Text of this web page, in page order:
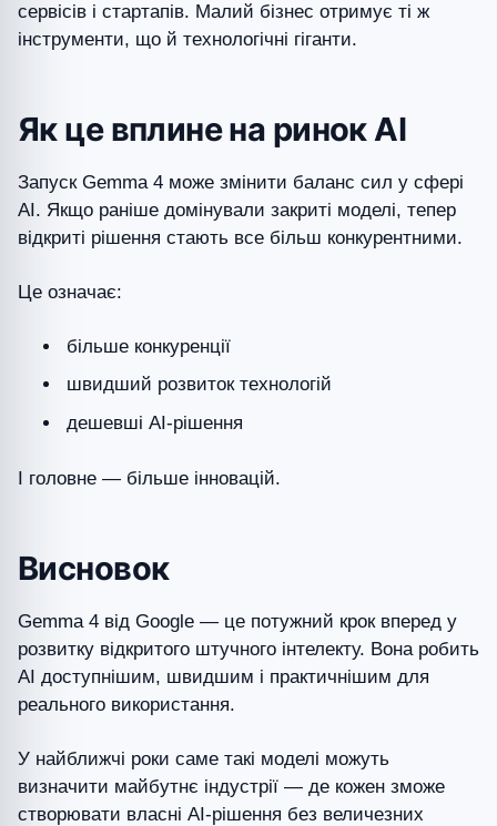
сервісів і стартапів. Малий бізнес отримує ті ж
інструменти, що й технологічні гіганти.
Як це вплине на ринок AI
Запуск Gemma 4 може змінити баланс сил у сфері
AI. Якщо раніше домінували закриті моделі, тепер
відкриті рішення стають все більш конкурентними.
Це означає:
більше конкуренції
швидший розвиток технологій
дешевші AI-рішення
І головне — більше інновацій.
Висновок
Gemma 4 від Google — це потужний крок вперед у
розвитку відкритого штучного інтелекту. Вона робить
AI доступнішим, швидшим і практичнішим для
реального використання.
У найближчі роки саме такі моделі можуть
визначити майбутнє індустрії — де кожен зможе
створювати власні AI-рішення без величезних